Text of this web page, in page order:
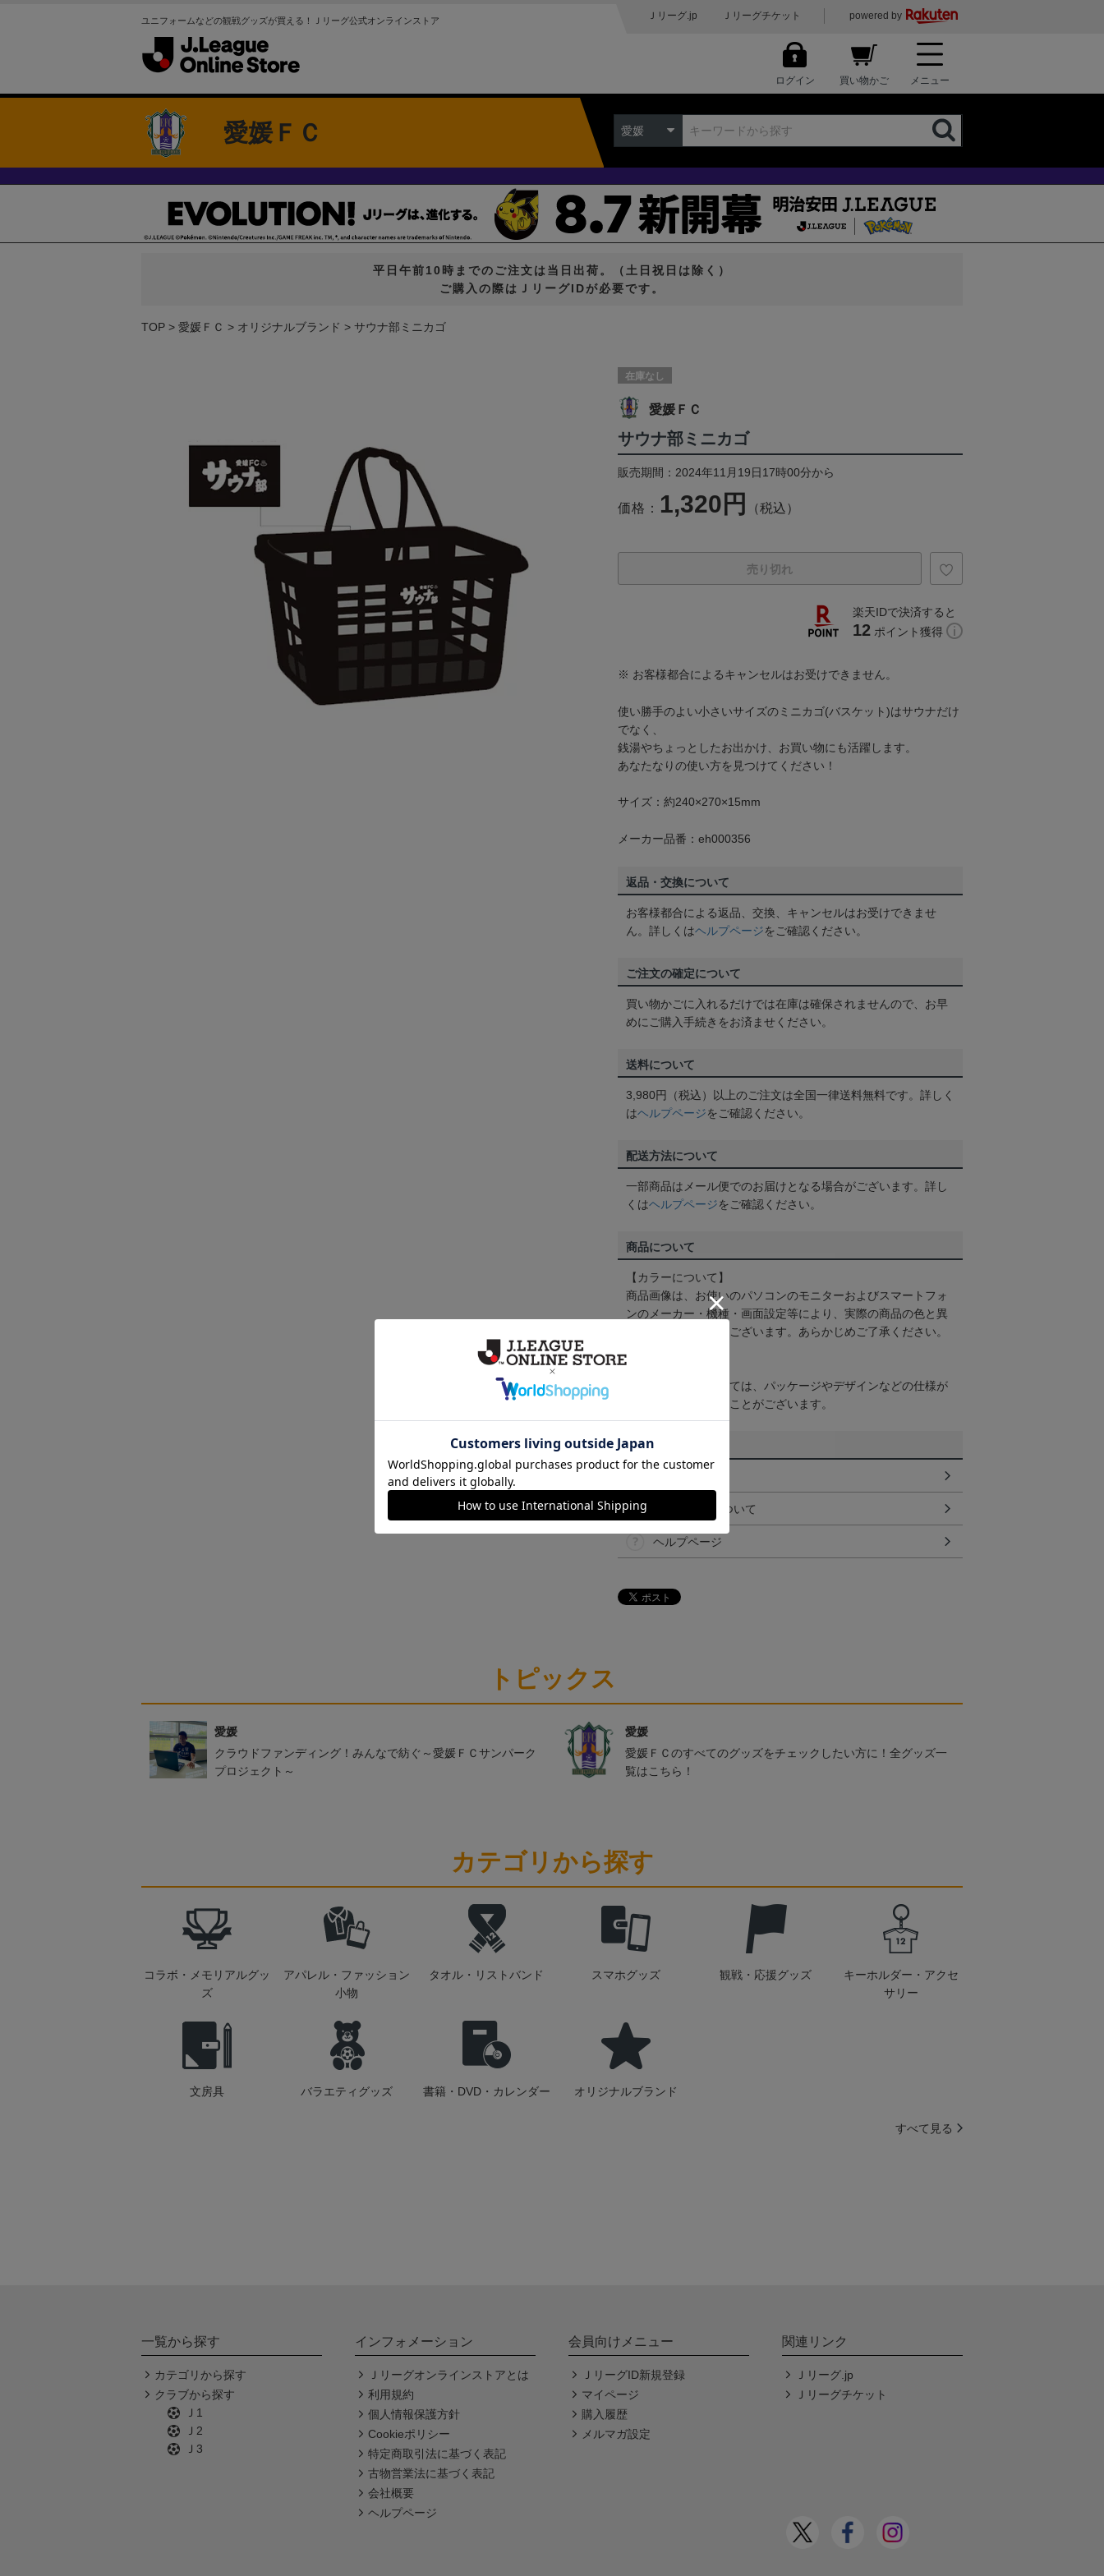
ユニフォームなどの観戦グッズが買える！Ｊリーグ公式オンラインストア Ｊリーグ.jp Ｊリーグチケット powered by
ログイン 買い物かご メニュー
愛媛ＦＣ 愛媛
平日午前10時までのご注文は当日出荷。（土日祝日は除く）
ご購入の際はＪリーグIDが必要です。
TOP 愛媛ＦＣ オリジナルブランド サウナ部ミニカゴ
在庫なし
愛媛ＦＣ
サウナ部ミニカゴ
販売期間：2024年11月19日17時00分から
価格： 1,320円 （税込）
売り切れ
楽天IDで決済すると
12 ポイント獲得
※ お客様都合によるキャンセルはお受けできません。
使い勝手のよい小さいサイズのミニカゴ(バスケット)はサウナだけ
でなく、
銭湯やちょっとしたお出かけ、お買い物にも活躍します。
あなたなりの使い方を見つけてください！
サイズ：約240×270×15mm
メーカー品番：eh000356
返品・交換について
お客様都合による返品、交換、キャンセルはお受けできませ
ん。詳しくはヘルプページをご確認ください。
ご注文の確定について
買い物かごに入れるだけでは在庫は確保されませんので、お早
めにご購入手続きをお済ませください。
送料について
3,980円（税込）以上のご注文は全国一律送料無料です。詳しく
はヘルプページをご確認ください。
配送方法について
一部商品はメール便でのお届けとなる場合がございます。詳し
くはヘルプページをご確認ください。
商品について
【カラーについて】
商品画像は、お使いのパソコンのモニターおよびスマートフォ
ンのメーカー・機種・画面設定等により、実際の商品の色と異
なって見える場合がございます。あらかじめご了承ください。
【仕様について】
取り扱い商品によっては、パッケージやデザインなどの仕様が
予告なく変更になることがございます。
その他
ギフト対応について
ヘルプページ
トピックス
愛媛
クラウドファンディング！みんなで紡ぐ～愛媛ＦＣサンパーク
プロジェクト～
愛媛
愛媛ＦＣのすべてのグッズをチェックしたい方に！全グッズ一
覧はこちら！
カテゴリから探す
コラボ・メモリアルグッ
ズ
アパレル・ファッション
小物
タオル・リストバンド スマホグッズ 観戦・応援グッズ
キーホルダー・アクセ
サリー
文房具 バラエティグッズ 書籍・DVD・カレンダー オリジナルブランド
すべて見る
一覧から探す
カテゴリから探す
クラブから探す
Ｊ1
Ｊ2
Ｊ3
インフォメーション
Ｊリーグオンラインストアとは
利用規約
個人情報保護方針
Cookieポリシー
特定商取引法に基づく表記
古物営業法に基づく表記
会社概要
ヘルプページ
会員向けメニュー
ＪリーグID新規登録
マイページ
購入履歴
メルマガ設定
関連リンク
Ｊリーグ.jp
Ｊリーグチケット